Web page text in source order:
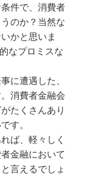
件で、消費者
のか？当然な
かと思いま
なプロミスな
に遭遇した、
消費者金融会
たくさんあり
す。
ば、軽々しく
金融において
言えるでしょ